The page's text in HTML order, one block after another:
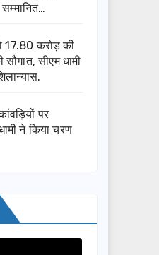
सम्मानित…
17.80 करोड़ की
सीएम धामी
पर
ने किया चरण